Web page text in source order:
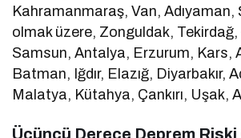
Kahramanmaraş, Van, Adıyaman,
olmak üzere, Zonguldak,
Samsun, Antalya, Erzurum, Kars,
Batman, Iğdır, Elazığ, Diyarbakır,
Malatya, Kütahya, Çankırı, Uşak,
Üçüncü Derece Deprem Riski